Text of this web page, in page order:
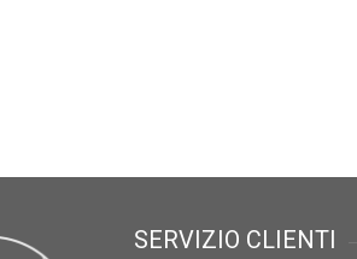
SERVIZIO CLIENTI